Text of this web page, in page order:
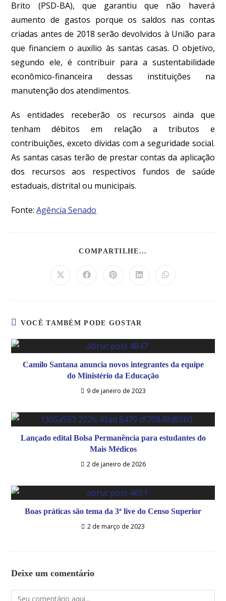
Brito (PSD-BA), que garantiu que não haverá
aumento de gastos porque os saldos nas contas
criadas antes de 2018 serão devolvidos à União para
que financiem o auxílio às santas casas. O objetivo,
segundo ele, é contribuir para a sustentabilidade
econômico-financeira dessas instituições na
manutenção dos atendimentos.
As entidades receberão os recursos ainda que
tenham débitos em relação a tributos e
contribuições, exceto dívidas com a seguridade social.
As santas casas terão de prestar contas da aplicação
dos recursos aos respectivos fundos de saúde
estaduais, distrital ou municipais.
Fonte:Agência Senado
COMPARTILHE...
VOCÊ TAMBÉM PODE GOSTAR
Camilo Santana anuncia novos integrantes da equipe
do Ministério da Educação
9 de janeiro de 2023
Lançado edital Bolsa Permanência para estudantes do
Mais Médicos
2 de janeiro de 2026
Boas práticas são tema da 3ª live do Censo Superior
2 de março de 2023
Deixe um comentário